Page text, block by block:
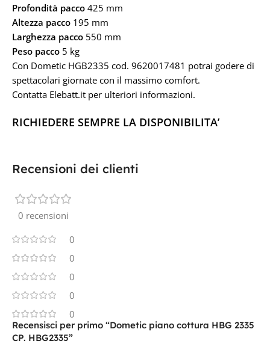
Profondità pacco 425 mm
Altezza pacco 195 mm
Larghezza pacco 550 mm
Peso pacco 5 kg
Con Dometic HGB2335 cod. 9620017481 potrai godere di
spettacolari giornate con il massimo comfort.
Contatta Elebatt.it per ulteriori informazioni.
RICHIEDERE SEMPRE LA DISPONIBILITA’
Recensioni dei clienti
0 recensioni
0
0
0
0
0
Recensisci per primo “Dometic piano cottura HBG 2335
CP. HBG2335”